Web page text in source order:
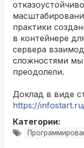
практики
в контейнере
сервера
сложностями мы
преодолели.
Доклад в виде
https://
Категории: